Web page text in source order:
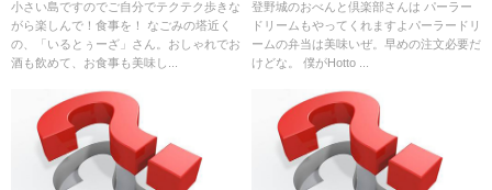
で「パナリ」半日ツアーをやっ
てくださるお店など、ご存知の
方がいましたら情報をお待ちし
ています。
初めてです。朝昼晩、問わずオ
ススメの食事が出来るお店、教
えて頂ければと思います🙏 ま
て下さい🙏 皆さん、宜しくお願
いします🙇‍♂️
小さい島ですのでご自分でテクテク歩きな
がら楽しんで！食事を！ なごみの塔近く
の、「いるとぅーざ」さん。おしゃれでお
酒も飲めて、お食事も美味し...
登野城のおべんと倶楽部さんは パーラー
ドリームもやってくれますよパーラードリ
ームの弁当は美味いぜ。早めの注文必要だ
けどな。 僕がHotto ...